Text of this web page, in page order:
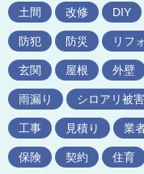
土間 改修 DIY
防犯 防災 リフ
玄関 屋根 外壁
雨漏り シロアリ被害
工事 見積り 業
保険 契約 住育